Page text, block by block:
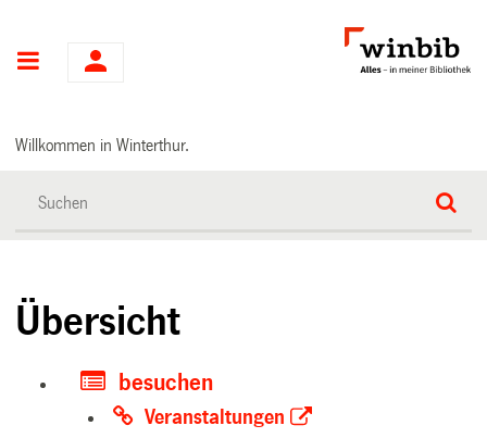
Hauptnavigation
Willkommen in Winterthur.
Übersicht
besuchen
Veranstaltungen